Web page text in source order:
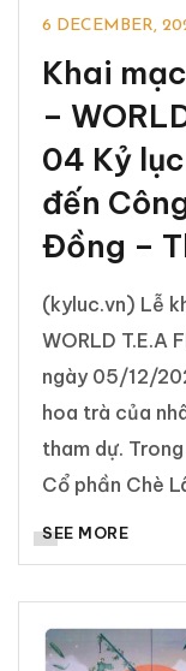
6 DECEMBER,
Khai
–
04 Kỷ
đến
Đồng –
(kyluc.vn) Lễ
WORLD T.E.A
ngày 05/12/
hoa trà của
tham dự.
Cổ phần Chè
SEE MORE